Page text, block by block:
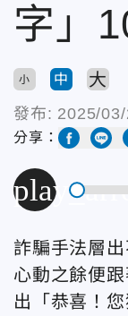
字」
小 中 大
發布: 2025/
分享：
詐騙手法層
心動之餘便
出「恭喜！